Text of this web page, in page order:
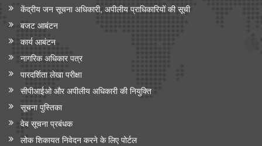
केंद्रीय जन सूचना अधिकारी, अपीलीय प्राधिकारियों की सूची
बजट आबंटन
कार्य आबंटन
नागरिक अधिकार पत्र
पारदर्शिता लेखा परीक्षा
सीपीआईओ और अपी‍लीय अधिकारी की नियुक्ति
सूचना पुस्तिका
वेब सूचना प्रबंधक
लोक शिकायत निवेदन करने के लिए पोर्टल